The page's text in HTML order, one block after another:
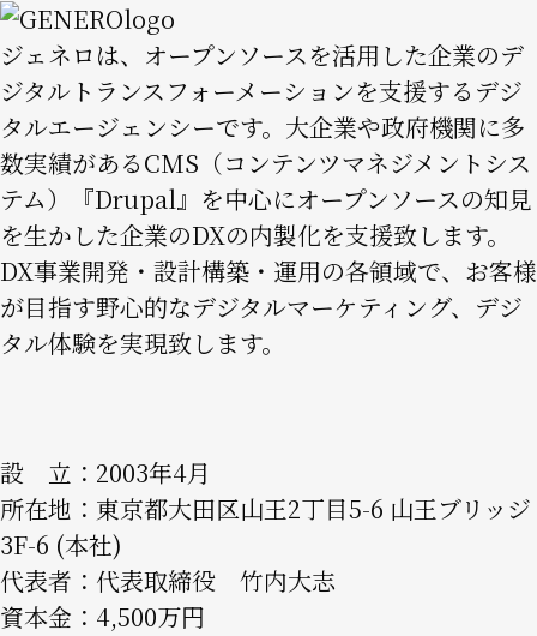
Image
ジェネロは、オープンソースを活用した企業のデ
ジタルトランスフォーメーションを支援するデジ
タルエージェンシーです。大企業や政府機関に多
数実績があるCMS（コンテンツマネジメントシス
テム）『Drupal』を中心にオープンソースの知見
を生かした企業のDXの内製化を支援致します。
DX事業開発・設計構築・運用の各領域で、お客様
が目指す野心的なデジタルマーケティング、デジ
タル体験を実現致します。
設 立：2003年4月
所在地：東京都大田区山王2丁目5-6 山王ブリッジ
3F-6 (本社)
代表者：代表取締役 竹内大志
資本金：4,500万円